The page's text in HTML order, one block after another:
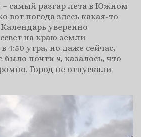
– самый разгар лета в Южном
вот погода здесь какая-то
уверенно
на краю земли
4:50 утра, но даже сейчас,
было почти 9, казалось, что
Город не отпускали